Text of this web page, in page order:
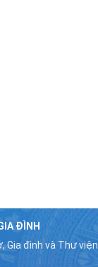
ĐÌNH
Gia đình và Thư viện